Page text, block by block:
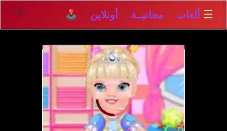
☰ ألعاب مجانيــة أونلاين 🕹️ 🔍
إلعــــب